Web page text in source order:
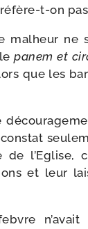
​t-​on pas
mal­heur ne
lepanem et
que les
de l’Eglise,
et leur